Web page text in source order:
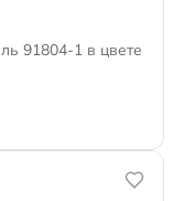
91804-1 в цвете